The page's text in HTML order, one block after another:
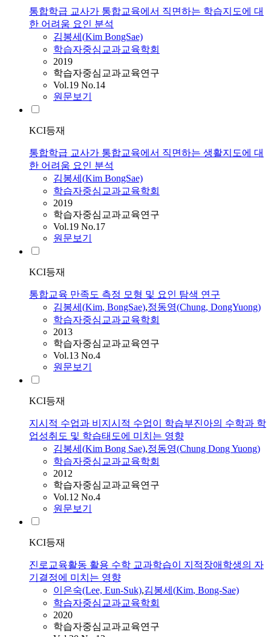
통합학급 교사가 통합교육에서 직면하는 학습지도에 대
한 어려움 요인 분석
김봉세 (Kim BongSae)
학습자중심교과교육학회
2019
학습자중심교과교육연구
Vol.19 No.14
원문보기
KCI등재
통합학급 교사가 통합교육에서 직면하는 생활지도에 대
한 어려움 요인 분석
김봉세 (Kim BongSae)
학습자중심교과교육학회
2019
학습자중심교과교육연구
Vol.19 No.17
원문보기
KCI등재
통합교육 만족도 측정 모형 및 요인 탐색 연구
김봉세 (Kim, BongSae),정동영(Chung, DongYuong)
학습자중심교과교육학회
2013
학습자중심교과교육연구
Vol.13 No.4
원문보기
KCI등재
지시적 수업과 비지시적 수업이 학습부진아의 수학과 학
업성취도 및 학습태도에 미치는 영향
김봉세 (Kim Bong Sae),정동영(Chung Dong Yuong)
학습자중심교과교육학회
2012
학습자중심교과교육연구
Vol.12 No.4
원문보기
KCI등재
진로교육활동 활용 수학 교과학습이 지적장애학생의 자
기결정에 미치는 영향
이은숙(Lee, Eun-Suk),김봉세 (Kim, Bong-Sae)
학습자중심교과교육학회
2020
학습자중심교과교육연구